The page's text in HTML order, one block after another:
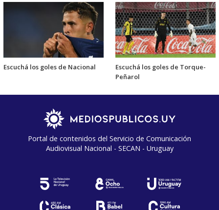
Escuchá los goles de Nacional
Escuchá los goles de Torque-
Peñarol
Portal de contenidos del Servicio de Comunicación
Audiovisual Nacional - SECAN - Uruguay